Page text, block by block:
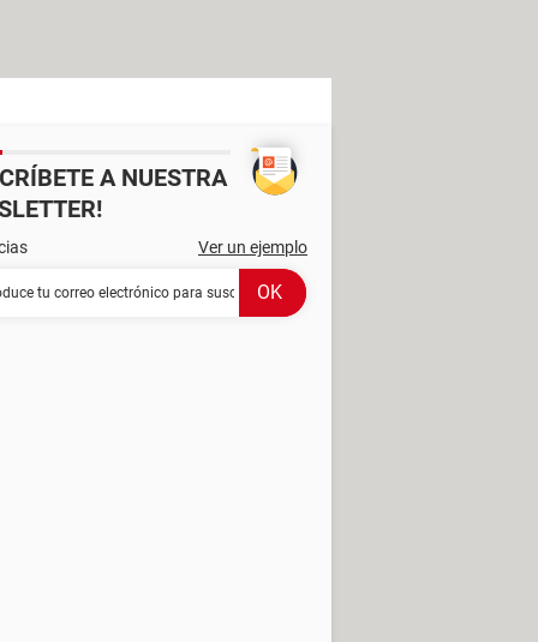
A NUESTRA
Ver un ejemplo